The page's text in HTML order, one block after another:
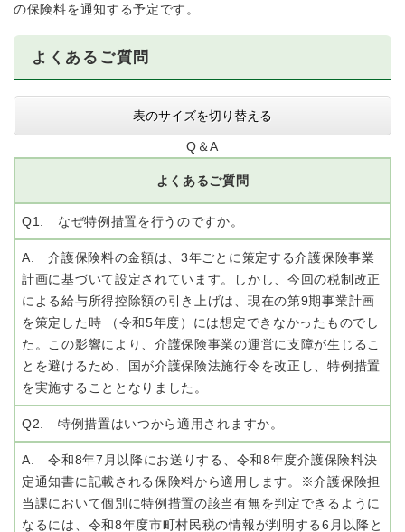
の保険料を通知する予定です。
よくあるご質問
表のサイズを切り替える
Q＆A
よくあるご質問
Q1. なぜ特例措置を行うのですか。
A. 介護保険料の金額は、3年ごとに策定する介護保険事業
計画に基づいて設定されています。しかし、今回の税制改正
による給与所得控除額の引き上げは、現在の第9期事業計画
を策定した時 （令和5年度）には想定できなかったものでし
た。この影響により、介護保険事業の運営に支障が生じるこ
とを避けるため、国が介護保険法施行令を改正し、特例措置
を実施することとなりました。
Q2. 特例措置はいつから適用されますか。
A. 令和8年7月以降にお送りする、令和8年度介護保険料決
定通知書に記載される保険料から適用します。※介護保険担
当課において個別に特例措置の該当有無を判定できるように
なるには、令和8年度市町村民税の情報が判明する6月以降と